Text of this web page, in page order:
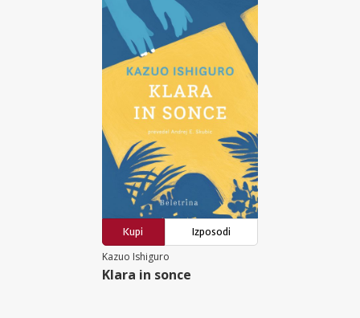
Kupi
Izposodi
Kazuo Ishiguro
Klara in sonce